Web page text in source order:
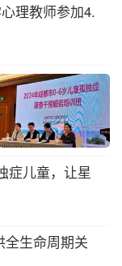
理教师参加4.
症儿童，让星
生命周期关